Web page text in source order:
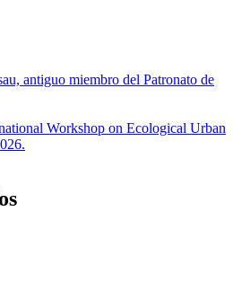
antiguo miembro del Patronato de
Workshop on Ecological Urban